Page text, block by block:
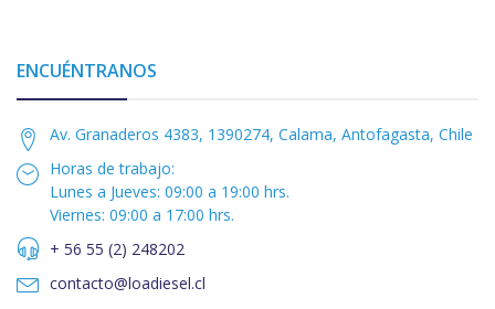
ENCUÉNTRANOS
Av. Granaderos 4383, 1390274, Calama, Antofagasta, Chile
Horas de trabajo:
Lunes a Jueves: 09:00 a 19:00 hrs.
Viernes: 09:00 a 17:00 hrs.
+ 56 55 (2) 248202
contacto@loadiesel.cl